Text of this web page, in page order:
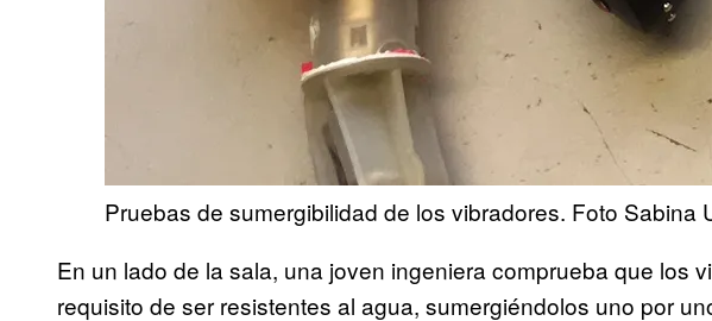
Pruebas de sumergibilidad de los vibradores. Foto Sabina
En un lado de la sala, una joven ingeniera comprueba que los
requisito de ser resistentes al agua, sumergiéndolos uno por